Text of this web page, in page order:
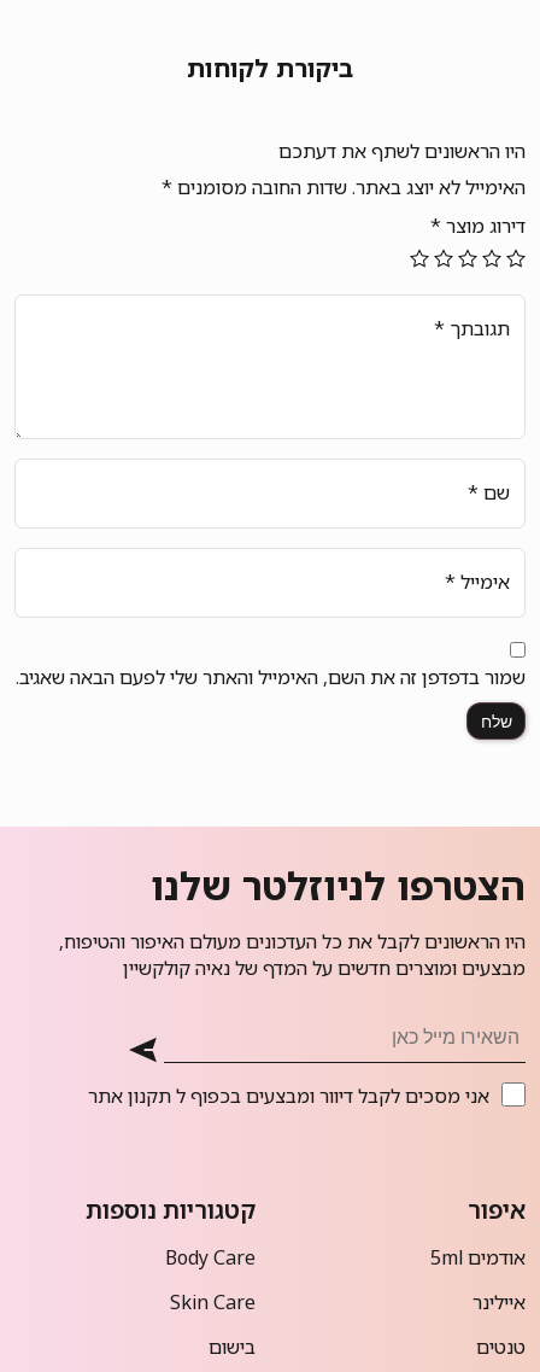
ביקורת לקוחות
היו הראשונים לשתף את דעתכם
האימייל לא יוצג באתר.שדות החובה מסומנים *
דירוג מוצר *
תגובתך *
שם *
אימייל *
שמור בדפדפן זה את השם, האימייל והאתר שלי לפעם הבאה שאגיב.
הצטרפו לניוזלטר שלנו
היו הראשונים לקבל את כל העדכונים מעולם האיפור והטיפוח,
מבצעים ומוצרים חדשים על המדף של נאיה קולקשיין
אני מסכים לקבל דיוור ומבצעים בכפוף לתקנון אתר
איפור
אודמים 5ml
איילינר
טנטים
קטגוריות נוספות
Body Care
Skin Care
בישום